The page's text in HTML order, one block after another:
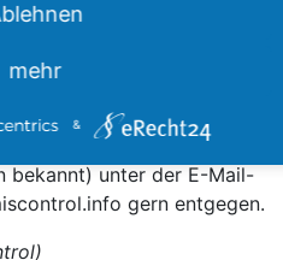
weißen
Meißen.
der Porzellanplastik
einmal gesehen? Jeden,
nimmt der Autor (Adresse
bekannt) unter der E-Mail-
gern entgegen.
mehr
&